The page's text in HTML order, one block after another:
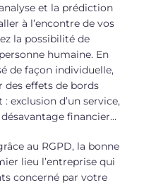
et la prédiction
à l’encontre de vos
la possibilité de
humaine. En
de façon individuelle,
effets de bords
exclusion d’un service,
financier…
au RGPD, la bonne
lieu l’entreprise qui
concerné par votre